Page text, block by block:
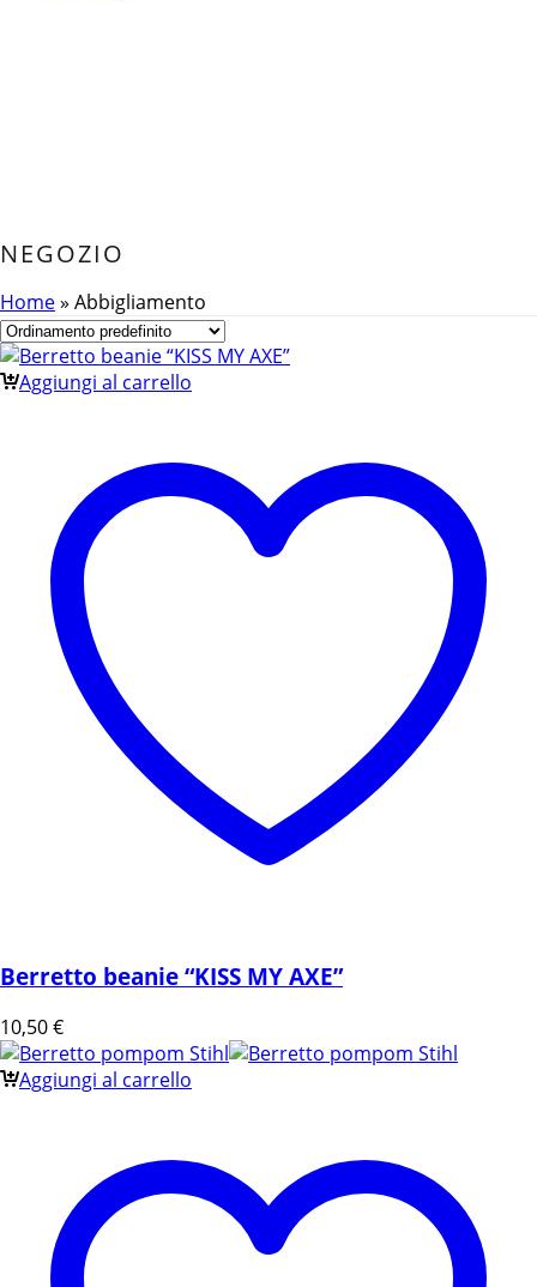
NEGOZIO
Home» Abbigliamento
Aggiungi al carrello
Berretto beanie “KISS MY AXE”
10,50€
Aggiungi al carrello